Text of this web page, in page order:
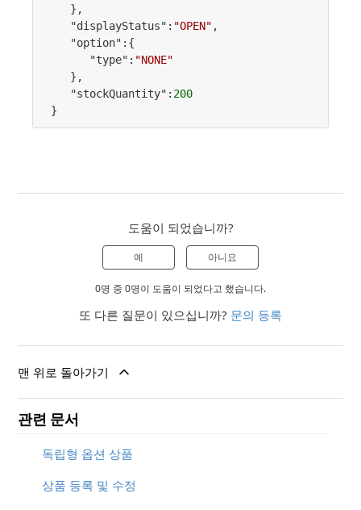
   },
   "displayStatus":
"OPEN" ,
   "option":{
      "type":
"NONE"
   },
   "stockQuantity":
200
도움이 되었습니까?
예 아니요
0명 중 0명이 도움이 되었다고 했습니다.
또 다른 질문이 있으십니까? 문의 등록
맨 위로 돌아가기
관련 문서
독립형 옵션 상품
상품 등록 및 수정